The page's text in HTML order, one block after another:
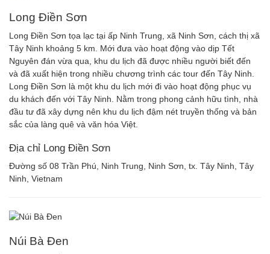
Long Điền Sơn
Long Điền Sơn tọa lạc tại ấp Ninh Trung, xã Ninh Sơn, cách thị xã
Tây Ninh khoảng 5 km. Mới đưa vào hoạt động vào dịp Tết
Nguyên đán vừa qua, khu du lịch đã được nhiều người biết đến
và đã xuất hiện trong nhiều chương trình các tour đến Tây Ninh.
Long Điền Sơn là một khu du lịch mới đi vào hoạt động phục vụ
du khách đến với Tây Ninh. Nằm trong phong cảnh hữu tình, nhà
đầu tư đã xây dựng nên khu du lịch đậm nét truyền thống và bản
sắc của làng quê và văn hóa Việt.
Địa chỉ Long Điền Sơn
Đường số 08 Trần Phú, Ninh Trung, Ninh Sơn, tx. Tây Ninh, Tây
Ninh, Vietnam
Núi Bà Đen